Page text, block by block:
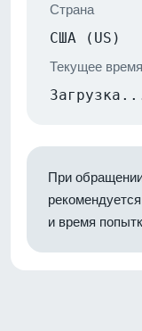
Страна
США (US)
Текущее время
При
и время